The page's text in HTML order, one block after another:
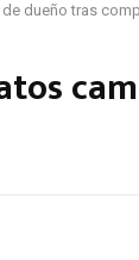
dueño tras